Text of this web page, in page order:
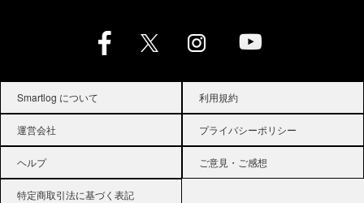
Smartlog について 利用規約
運営会社 プライバシーポリシー
ヘルプ ご意見・ご感想
特定商取引法に基づく表記